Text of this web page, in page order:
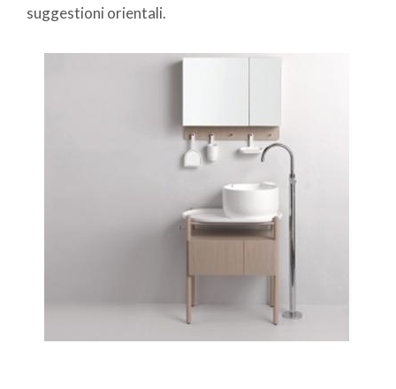
suggestioni orientali.